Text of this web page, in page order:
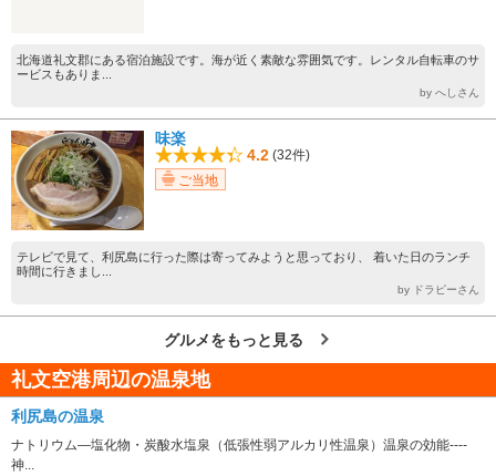
北海道礼文郡にある宿泊施設です。海が近く素敵な雰囲気です。レンタル自転車のサ
ービスもありま...
by へしさん
味楽
4.2 (32件)
ご当地
テレビで見て、利尻島に行った際は寄ってみようと思っており、 着いた日のランチ
時間に行きまし...
by ドラピーさん
グルメをもっと見る
礼文空港周辺の温泉地
利尻島の温泉
ナトリウム―塩化物・炭酸水塩泉（低張性弱アルカリ性温泉）温泉の効能----
神...